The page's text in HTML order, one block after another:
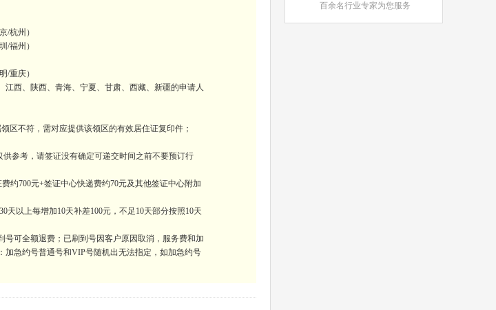
/杭州）
/福州）
/重庆）
西、陕西、青海、宁夏、甘肃、西藏、新疆的申请人
区不符，需对应提供该领区的有效居住证复印件；
参考，请签证没有确定可递交时间之前不要预订行
约700元+签证中心快递费约70元及其他签证中心附加
天以上每增加10天补差100元，不足10天部分按照10天
可全额退费；已刷到号因客户原因取消，服务费和加
急约号普通号和VIP号随机出无法指定，如加急约号
百余名行业专家为您服务